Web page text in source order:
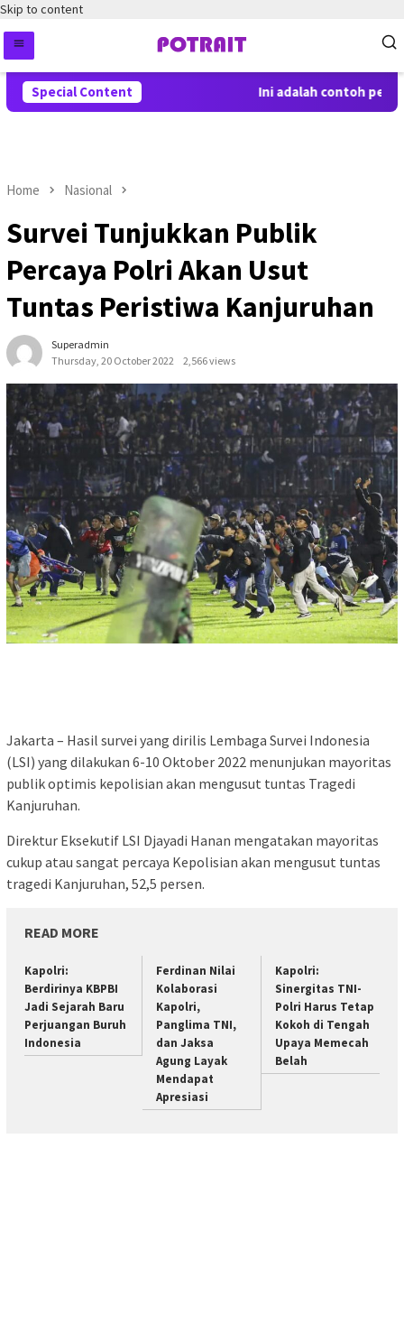
Skip to content
Special Content Ini adalah contoh
Home Nasional
Survei Tunjukkan Publik
Percaya Polri Akan Usut
Tuntas Peristiwa Kanjuruhan
Superadmin
Thursday, 20 October 2022
2,566 views
Jakarta – Hasil survei yang dirilis Lembaga Survei Indonesia
(LSI) yang dilakukan 6-10 Oktober 2022 menunjukan mayoritas
publik optimis kepolisian akan mengusut tuntas Tragedi
Kanjuruhan.
Direktur Eksekutif LSI Djayadi Hanan mengatakan mayoritas
cukup atau sangat percaya Kepolisian akan mengusut tuntas
tragedi Kanjuruhan, 52,5 persen.
READ MORE
Kapolri:
Berdirinya KBPBI
Jadi Sejarah Baru
Perjuangan Buruh
Indonesia
Ferdinan Nilai
Kolaborasi
Kapolri,
Panglima TNI,
dan Jaksa
Agung Layak
Mendapat
Apresiasi
Kapolri:
Sinergitas TNI-
Polri Harus Tetap
Kokoh di Tengah
Upaya Memecah
Belah